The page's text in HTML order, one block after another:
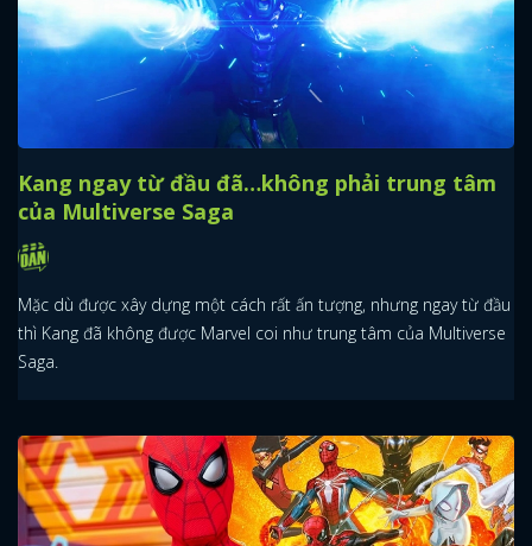
Kang ngay từ đầu đã…không phải trung tâm
của Multiverse Saga
Mặc dù được xây dựng một cách rất ấn tượng, nhưng ngay từ đầu
thì Kang đã không được Marvel coi như trung tâm của Multiverse
Saga.